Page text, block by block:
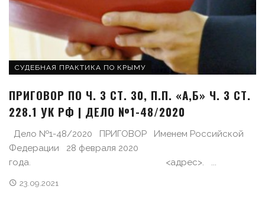
СУДЕБНАЯ ПРАКТИКА ПО КРЫМУ
ПРИГОВОР ПО Ч. 3 СТ. 30, П.П. «А,Б» Ч. 3 СТ.
228.1 УК РФ | ДЕЛО №1-48/2020
Дело №1-48/2020 ПРИГОВОР Именем Российской
Федерации 28 февраля 2020
года. <адрес>. ...
23.09.2021